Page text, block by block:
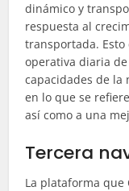
dinámico y
respuesta al
transportada.
operativa diaria
capacidades de la
en lo que se
así como a una
Tercera
La plataforma que